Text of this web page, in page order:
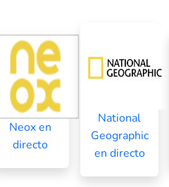
Neox en
directo
National
Geographic
en directo